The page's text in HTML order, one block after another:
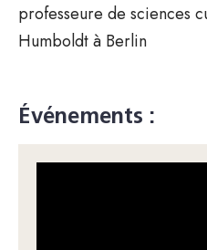
professeure de sciences
Humboldt à Berlin
Événements :